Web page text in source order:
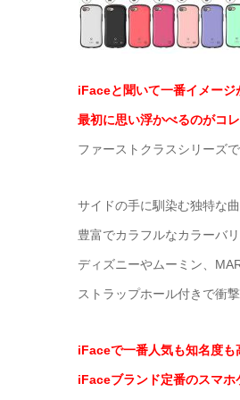
iFaceと聞いて一番イメージ
最初に思い浮かべるのがコ
ファーストクラスシリーズで
サイドの手に馴染む独特な曲
豊富でカラフルなカラーバリ
ディズニーやムーミン、
ストラップホール付きで衝
iFaceで一番人気も知名度も
iFaceブランド定番のスマホ